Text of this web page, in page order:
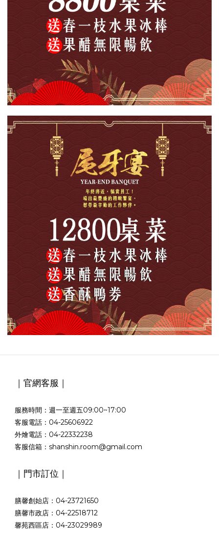
｜官網客服｜
服務時間：週一至週五09:00~17:00
客服電話：04-25606922
外燴電話：04-22332238
客服信箱：shanshin.room@gmail.com
｜門市訂位｜
膳馨創始店：04-23721650
膳馨市政店：04-22518712
馨苑西區店：04-23029989